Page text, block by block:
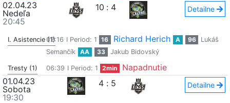
02.04.23
Nedeľa
20:45
10 : 4 Detailne
I. Asistencie (1)02:16 I Period: 1 16 Richard Herich A 96
Lukáš
Semančík
AA 33 Jakub Bidovský
Tresty (1) 06:39 I Period: 1 2min
Napadnutie
01.04.23
Sobota
19:30
4 : 5 Detailne